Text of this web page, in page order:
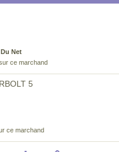
Net
ce marchand
5
ce marchand